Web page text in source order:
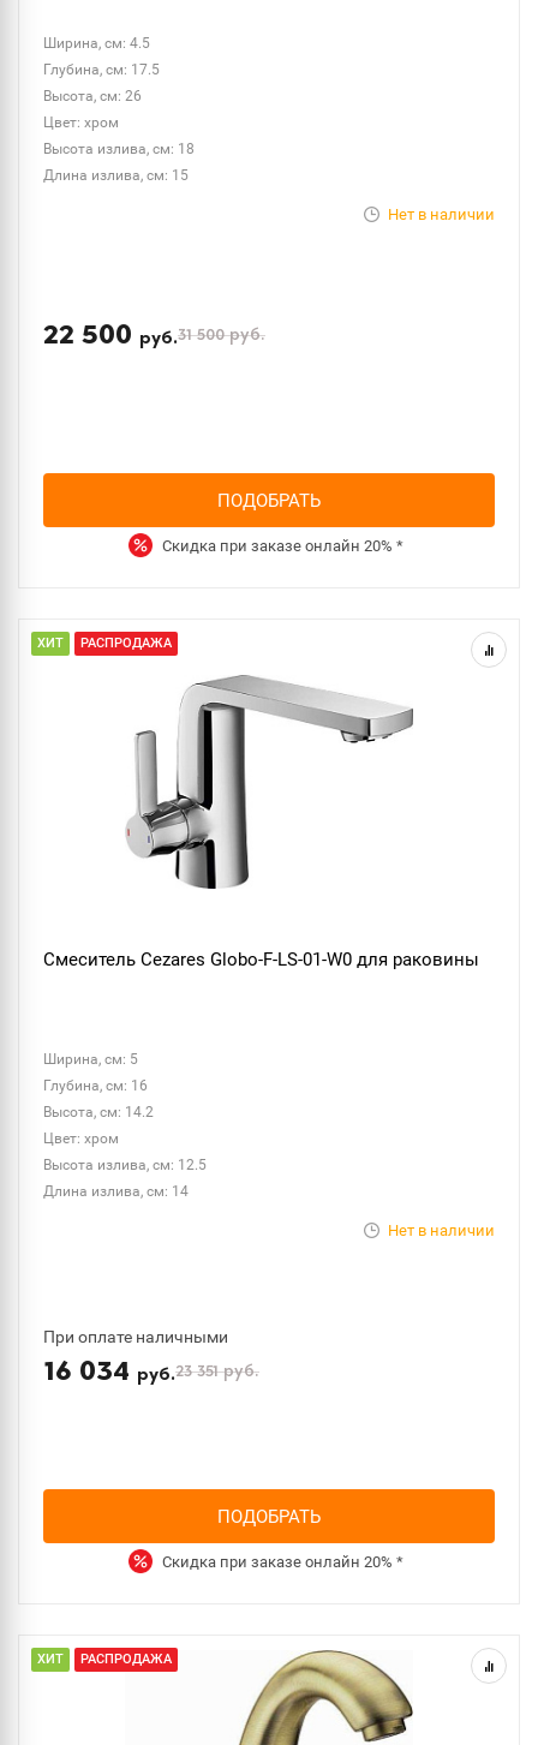
Ширина, см: 4.5
Глубина, см: 17.5
Высота, см: 26
Цвет: хром
Высота излива, см: 18
Длина излива, см: 15
Нет в наличии
22 500 руб.31 500руб.
ПОДОБРАТЬ
Скидка при заказе онлайн 20% *
ХИТ РАСПРОДАЖА
Смеситель Cezares Globo-F-LS-01-W0 для раковины
Ширина, см: 5
Глубина, см: 16
Высота, см: 14.2
Цвет: хром
Высота излива, см: 12.5
Длина излива, см: 14
Нет в наличии
При оплате наличными
16 034 руб.23 351руб.
ПОДОБРАТЬ
Скидка при заказе онлайн 20% *
ХИТ РАСПРОДАЖА